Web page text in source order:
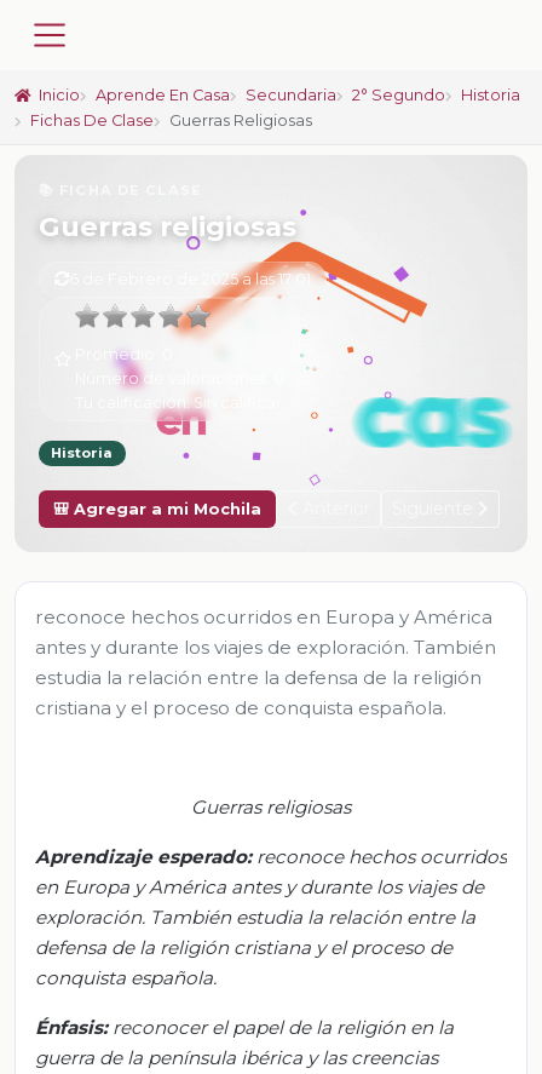
Inicio Aprende En Casa Secundaria 2° Segundo
Historia
Fichas De Clase
Guerras Religiosas
Guerras religiosas
6 de Febrero de 2025 a las 17:01
Promedio:
Número de valoraciones:
Tu calificación: Sin calificar
Historia
🎒 Agregar a mi Mochila
reconoce hechos ocurridos en Europa y América
antes y durante los viajes de exploración. También
estudia la relación entre la defensa de la religión
cristiana y el proceso de conquista española.
Guerras religiosas
Aprendizaje esperado:reconoce hechos ocurridos
en Europa y América antes y durante los viajes de
exploración. También estudia la relación entre la
defensa de la religión cristiana y el proceso de
conquista española.
Énfasis:reconocer el papel de la religión en la
guerra de la península ibérica y las creencias